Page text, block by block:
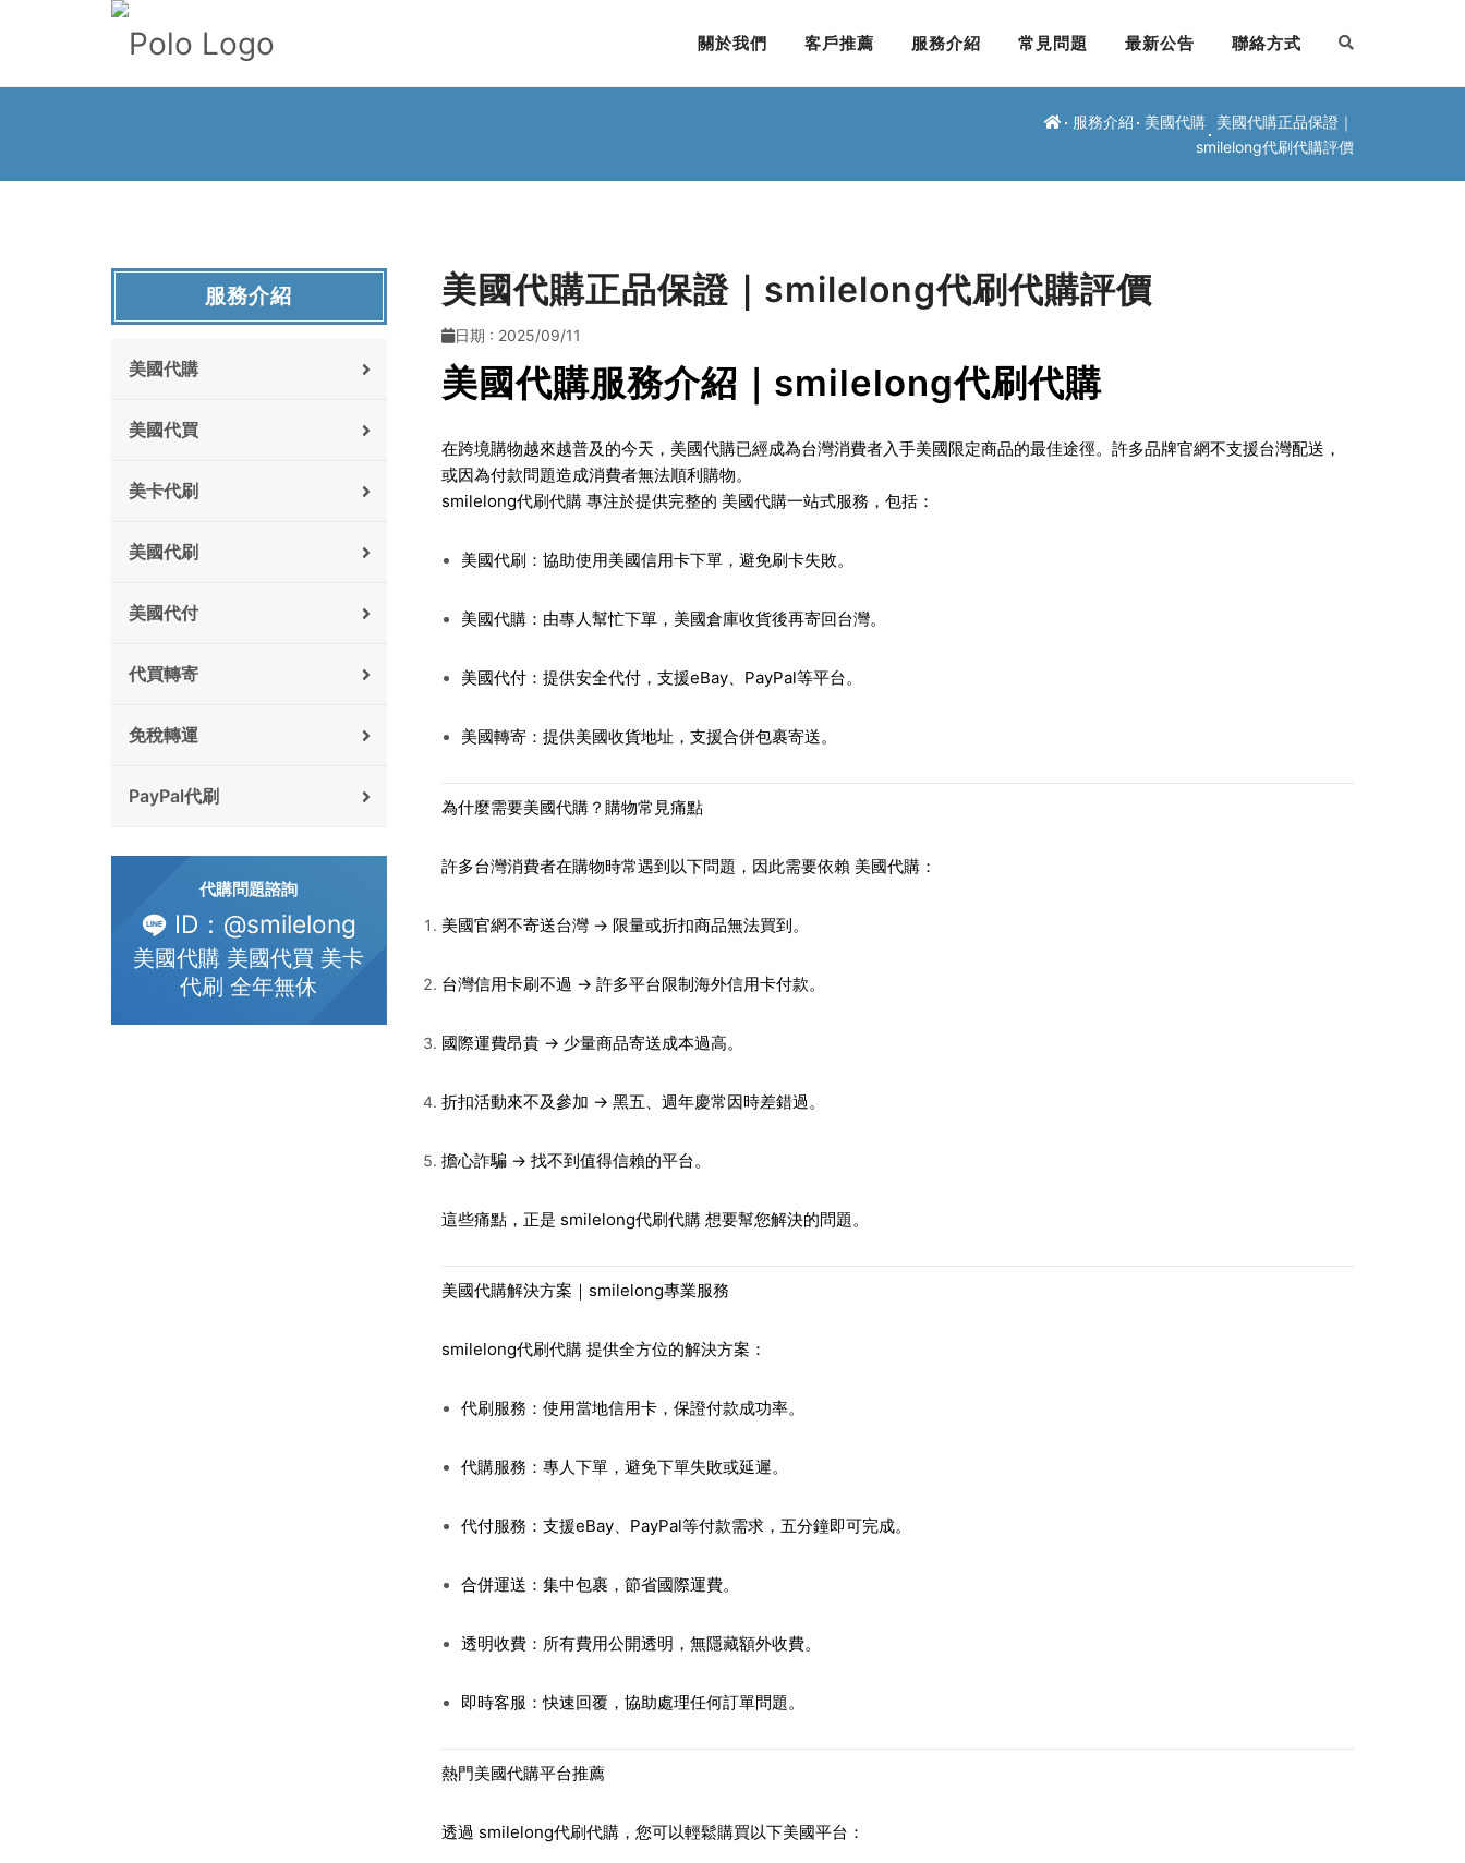
關於我們 客戶推薦 服務介紹 常見問題 最新公告 聯絡方式
服務介紹 美國代購
美國代購正品保證｜
smilelong代刷代購評價
美國代購正品保證｜smilelong代刷代購評價
日期 : 2025/09/11
美國代購服務介紹｜smilelong代刷代購
在跨境購物越來越普及的今天， 美國代購已經成為台灣消費者入手美國限定商品的最佳途徑。許多品牌官網不支援台灣配送，
或因為付款問題造成消費者無法順利購物。
smilelong代刷代購專注於提供完整的 美國代購一站式服務 ，包括：
美國代刷 ：協助使用美國信用卡下單，避免刷卡失敗。
美國代購：由專人幫忙下單，美國倉庫收貨後再寄回台灣。
美國代付：提供安全代付，支援eBay、PayPal等平台。
美國轉寄：提供美國收貨地址，支援合併包裹寄送。
為什麼需要美國代購？購物常見痛點
許多台灣消費者在購物時常遇到以下問題，因此需要依賴 美國代購：
美國官網不寄送台灣→ 限量或折扣商品無法買到。
台灣信用卡刷不過 → 許多平台限制海外信用卡付款。
國際運費昂貴→ 少量商品寄送成本過高。
折扣活動來不及參加 → 黑五、週年慶常因時差錯過。
擔心詐騙→ 找不到值得信賴的平台。
這些痛點，正是 smilelong代刷代購想要幫您解決的問題。
美國代購解決方案｜smilelong專業服務
smilelong代刷代購提供全方位的解決方案：
代刷服務 ：使用當地信用卡，保證付款成功率。
代購服務 ：專人下單，避免下單失敗或延遲。
代付服務 ：支援eBay、PayPal等付款需求，五分鐘即可完成。
合併運送 ：集中包裹，節省國際運費。
透明收費：所有費用公開透明，無隱藏額外收費。
即時客服 ：快速回覆，協助處理任何訂單問題。
熱門美國代購平台推薦
透過 smilelong代刷代購，您可以輕鬆購買以下美國平台：
服務介紹
美國代購
美國代買
美卡代刷
美國代刷
美國代付
代買轉寄
免稅轉運
PayPal代刷
代購問題諮詢
ID：@smilelong
美國代購 美國代買 美卡
代刷 全年無休